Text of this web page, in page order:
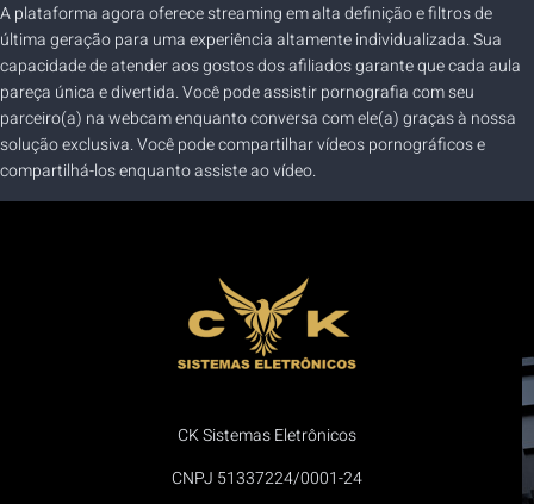
A plataforma agora oferece streaming em alta definição e filtros de
última geração para uma experiência altamente individualizada. Sua
capacidade de atender aos gostos dos afiliados garante que cada aula
pareça única e divertida. Você pode assistir pornografia com seu
parceiro(a) na webcam enquanto conversa com ele(a) graças à nossa
solução exclusiva. Você pode compartilhar vídeos pornográficos e
compartilhá-los enquanto assiste ao vídeo.
CK Sistemas Eletrônicos
CNPJ 51337224/0001-24